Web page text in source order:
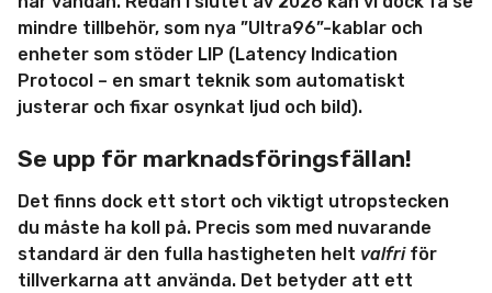
mindre tillbehör, som nya ”Ultra96”-kablar och
enheter som stöder LIP (Latency Indication
Protocol – en smart teknik som automatiskt
justerar och fixar osynkat ljud och bild).
Se upp för marknadsföringsfällan!
Det finns dock ett stort och viktigt utropstecken
du måste ha koll på. Precis som med nuvarande
standard är den fulla hastigheten helt valfriför
tillverkarna att använda. Det betyder att ett